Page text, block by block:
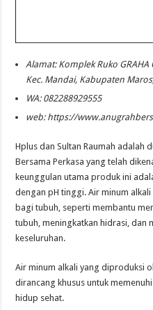
Alamat: Komplek Ruko GRAHA
Kec. Mandai, Kabupaten
WA: 082288929555
web: https://
Hplus dan Sultan Raumah adalah
Bersama Perkasa yang telah
keunggulan utama produk ini
dengan pH tinggi. Air minum
bagi tubuh, seperti membantu
tubuh, meningkatkan hidrasi, dan
keseluruhan.
Air minum alkali yang diproduksi
dirancang khusus untuk
hidup sehat.